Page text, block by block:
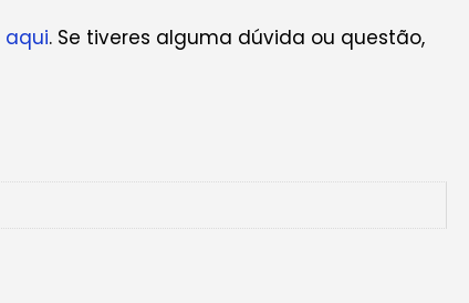
aqui. Se tiveres alguma dúvida ou questão,